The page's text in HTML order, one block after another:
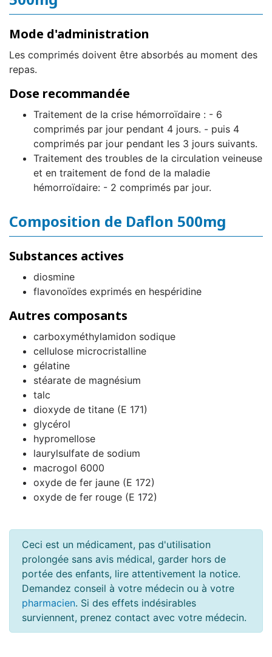
Mode d'administration
Les comprimés doivent être absorbés au moment des
repas.
Dose recommandée
Traitement de la crise hémorroïdaire : - 6
comprimés par jour pendant 4 jours. - puis 4
comprimés par jour pendant les 3 jours suivants.
Traitement des troubles de la circulation veineuse
et en traitement de fond de la maladie
hémorroïdaire: - 2 comprimés par jour.
Composition de Daflon 500mg
Substances actives
diosmine
flavonoïdes exprimés en hespéridine
Autres composants
carboxyméthylamidon sodique
cellulose microcristalline
gélatine
stéarate de magnésium
talc
dioxyde de titane (E 171)
glycérol
hypromellose
laurylsulfate de sodium
macrogol 6000
oxyde de fer jaune (E 172)
oxyde de fer rouge (E 172)
Ceci est un médicament, pas d'utilisation
prolongée sans avis médical, garder hors de
portée des enfants, lire attentivement la notice.
Demandez conseil à votre médecin ou à votre
pharmacien. Si des effets indésirables
surviennent, prenez contact avec votre médecin.